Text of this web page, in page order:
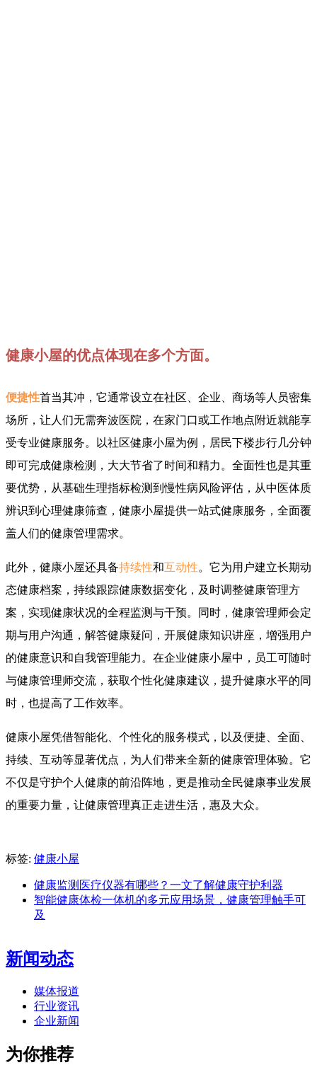
健康小屋的优点体现在多个方面。
便捷性首当其冲，它通常设立在社区、企业、商场等人员密集
场所，让人们无需奔波医院，在家门口或工作地点附近就能享
受专业健康服务。以社区健康小屋为例，居民下楼步行几分钟
即可完成健康检测，大大节省了时间和精力。全面性也是其重
要优势，从基础生理指标检测到慢性病风险评估，从中医体质
辨识到心理健康筛查，健康小屋提供一站式健康服务，全面覆
盖人们的健康管理需求。
此外，健康小屋还具备持续性和互动性。它为用户建立长期动
态健康档案，持续跟踪健康数据变化，及时调整健康管理方
案，实现健康状况的全程监测与干预。同时，健康管理师会定
期与用户沟通，解答健康疑问，开展健康知识讲座，增强用户
的健康意识和自我管理能力。在企业健康小屋中，员工可随时
与健康管理师交流，获取个性化健康建议，提升健康水平的同
时，也提高了工作效率。
健康小屋凭借智能化、个性化的服务模式，以及便捷、全面、
持续、互动等显著优点，为人们带来全新的健康管理体验。它
不仅是守护个人健康的前沿阵地，更是推动全民健康事业发展
的重要力量，让健康管理真正走进生活，惠及大众。
标签: 健康小屋
健康监测医疗仪器有哪些？一文了解健康守护利器
智能健康体检一体机的多元应用场景，健康管理触手可
及
新闻动态
媒体报道
行业资讯
企业新闻
为你推荐